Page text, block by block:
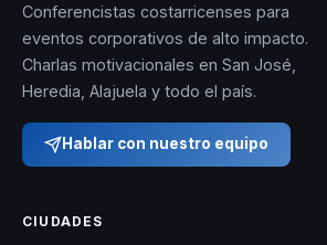
Conferencistas costarricenses para
eventos corporativos de alto impacto.
Charlas motivacionales en San José,
Heredia, Alajuela y todo el país.
Hablar con nuestro equipo
CIUDADES